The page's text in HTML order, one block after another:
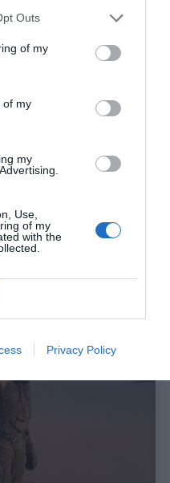
Outs
of my
of my
my
Use,
of my
with the
Privacy Policy